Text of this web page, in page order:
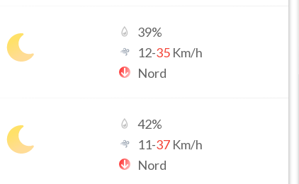
39%
12-35 Km/h
Nord
42%
11-37 Km/h
Nord